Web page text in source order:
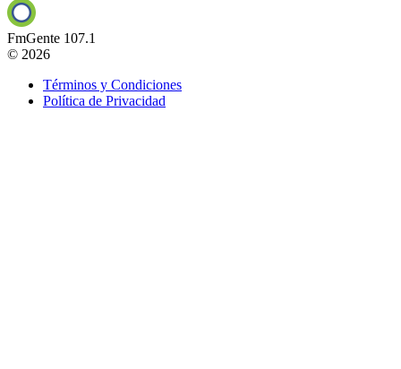
FmGente 107.1
© 2026
Términos y Condiciones
Política de Privacidad